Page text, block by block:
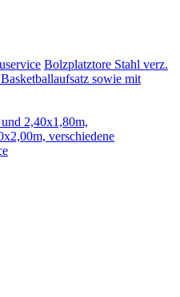
Bolzplatztore Stahl verz.
sowie mit
2,40x1,80m,
verschiedene